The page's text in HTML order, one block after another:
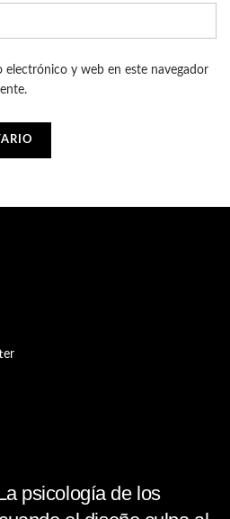
electrónico y web en este navegador
psicología de los